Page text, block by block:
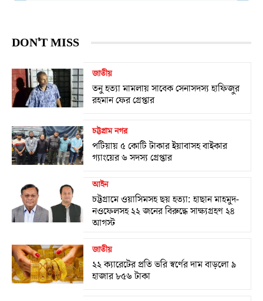
DON'T MISS
জাতীয়
তনু হত্যা মামলায় সাবেক সেনাসদস্য হাফিজুর
রহমান ফের গ্রেপ্তার
চট্টগ্রাম নগর
পটিয়ায় ৫ কোটি টাকার ইয়াবাসহ বাইকার
গ্যাংয়ের ৬ সদস্য গ্রেপ্তার
আইন
চট্টগ্রামে ওয়াসিমসহ ছয় হত্যা: হাছান মাহমুদ-
নওফেলসহ ২২ জনের বিরুদ্ধে সাক্ষ্যগ্রহণ ২৪
আগস্ট
জাতীয়
২২ ক্যারেটের প্রতি ভরি স্বর্ণের দাম বাড়লো ৯
হাজার ৮৫৬ টাকা